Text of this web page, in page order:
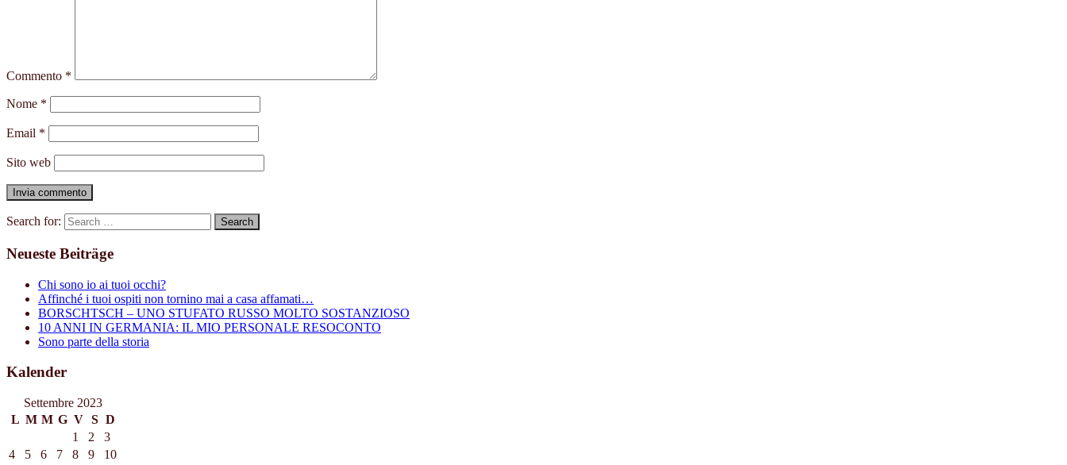
Commento *
Nome *
Email *
Sito web
Search for:
Neueste Beiträge
Chi sono io ai tuoi occhi?
Affinché i tuoi ospiti non tornino mai a casa affamati…
BORSCHTSCH – UNO STUFATO RUSSO MOLTO SOSTANZIOSO
10 ANNI IN GERMANIA: IL MIO PERSONALE RESOCONTO
Sono parte della storia
Kalender
Settembre 2023
L M M G V S D
1
2
3
4
5 6 7 8 9
10